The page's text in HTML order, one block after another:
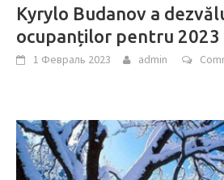
Kyrylo Budanov a
ocupanților pentru 2023
1 Февраль 2023 admin